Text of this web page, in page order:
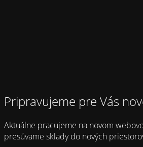
Pripravujeme pre Vás
Aktuálne pracujeme na novom
presúvame sklady do nových